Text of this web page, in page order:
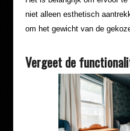
niet alleen esthetisch
om het gewicht van de
Vergeet de